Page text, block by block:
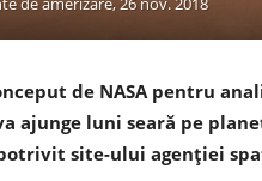
de NASA pentru
ajunge luni seară pe
site-ului agenţiei